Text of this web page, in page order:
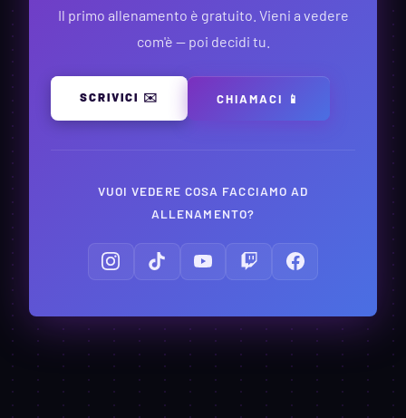
Il primo allenamento è gratuito. Vieni a vedere
com'è — poi decidi tu.
SCRIVICI ✉️ CHIAMACI 📱
VUOI VEDERE COSA FACCIAMO AD
ALLENAMENTO?